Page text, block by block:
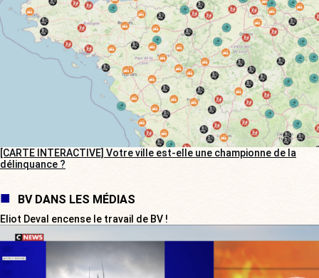
[CARTE INTERACTIVE] Votre ville est-elle une championne de la
délinquance ?
BV DANS LES MÉDIAS
Eliot Deval encense le travail de BV !